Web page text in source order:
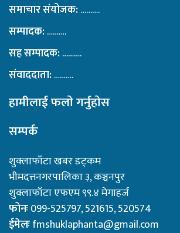
समाचार संयोजक:……….
सम्पादक:……….
सह सम्पादक:……….
संवाददाता:……….
हामीलाई फलाे गर्नुहाेस
सम्पर्क
शुक्लाफाँटा खबर डट्कम
भीमदत्तनगरपालिका ३, कञ्चनपुर
शुक्लाफाँटा एफएम ९९.४ मेगाहर्ज
फोनः099-525797, 521615, 520574
ईमेलःfmshuklaphanta@gmail.com